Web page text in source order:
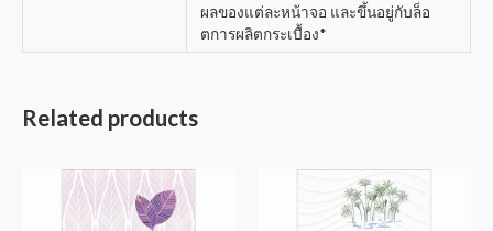
ผลของแต่ละหน้าจอ และขึ้นอยู่กับล็อ
ตการผลิตกระเบื้อง*
Related products